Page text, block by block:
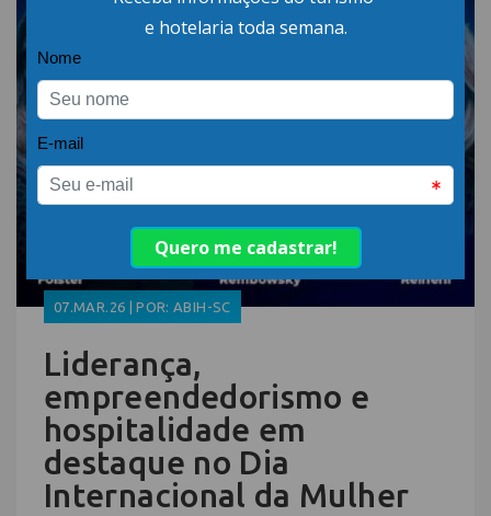
07.MAR.26 | POR: ABIH-SC
Liderança,
empreendedorismo e
hospitalidade em
destaque no Dia
Internacional da Mulher